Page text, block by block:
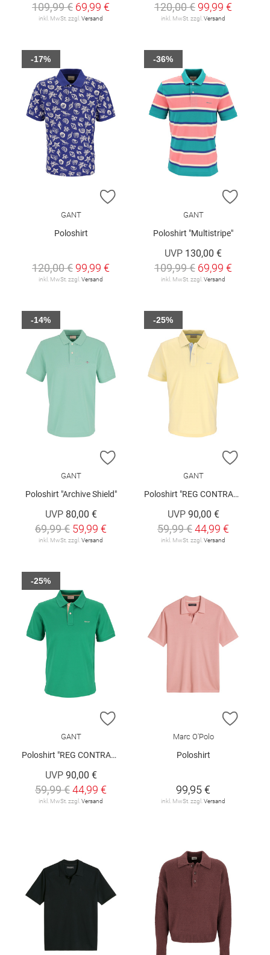
109,99 € 69,99 €
inkl. MwSt. zzgl.Versand
120,00 € 99,99 €
inkl. MwSt. zzgl.Versand
ZUR WUNSCHLISTE HINZUFÜGEN
GANT
Poloshirt
120,00 € 99,99 €
inkl. MwSt. zzgl. Versand
-17%
ZUR
GANT
Poloshirt "Multistripe"
UVP 130,00 €
109,99 € 69,99 €
inkl. MwSt. zzgl. Versand
-36%
ZUR WUNSCHLISTE HINZUFÜGEN
GANT
Poloshirt "Archive Shield"
UVP 80,00 €
69,99 € 59,99 €
inkl. MwSt. zzgl. Versand
-14%
ZUR
GANT
Poloshirt "REG CONTRAST"
UVP 90,00 €
59,99 €44,99 €
inkl. MwSt. zzgl. Versand
-25%
ZUR WUNSCHLISTE HINZUFÜGEN
GANT
Poloshirt "REG CONTRAST"
UVP 90,00 €
59,99 €44,99 €
inkl. MwSt. zzgl. Versand
-25%
ZUR
Marc O'Polo
Poloshirt
99,95 €
inkl. MwSt. zzgl. Versand